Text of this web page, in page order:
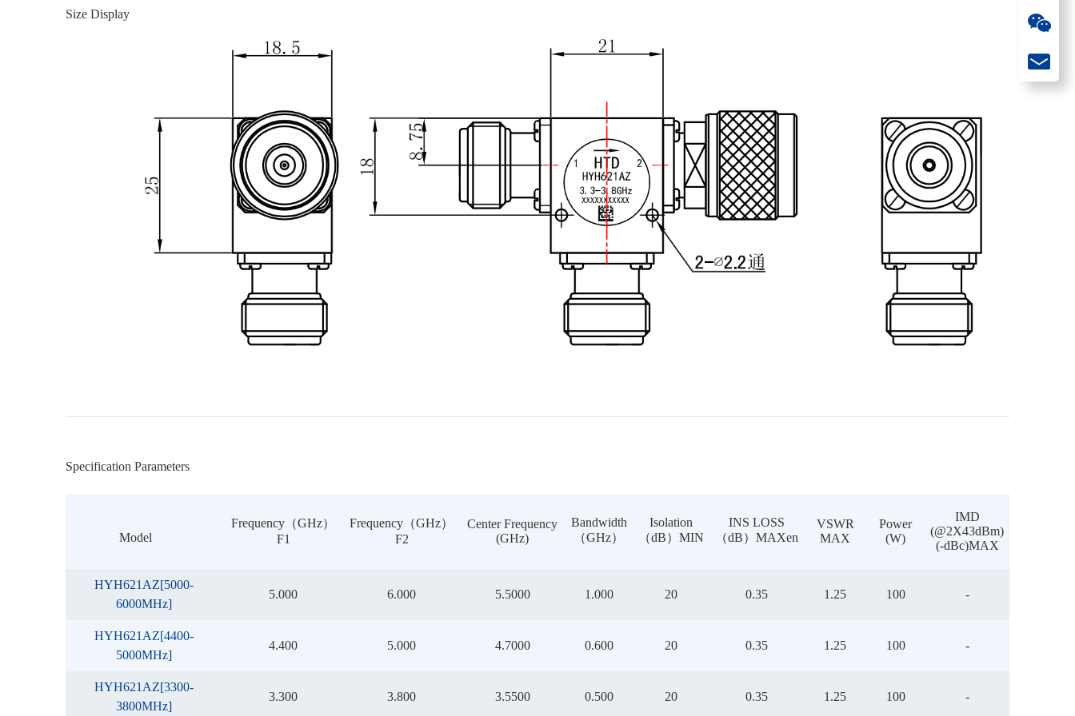
Size Display
Specification Parameters
Model
Frequency（GHz）
F1
Frequency（GHz）
F2
Center Frequency
(GHz)
Bandwidth
（GHz）
Isolation
（dB）MIN
INS LOSS
（dB）MAXen
VSWR
MAX
Power
(W)
IMD
(@2X43dBm)
(-dBc)MAX
HYH621AZ[5000-
6000MHz]
5.000 6.000 5.5000 1.000 20 0.35 1.25 100 -
HYH621AZ[4400-
5000MHz]
4.400 5.000 4.7000 0.600 20 0.35 1.25 100 -
HYH621AZ[3300-
3800MHz]
3.300 3.800 3.5500 0.500 20 0.35 1.25 100 -